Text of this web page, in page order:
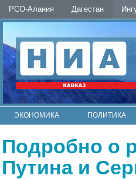
РСО-Алания Дагестан
ЭКОНОМИКА ПОЛИТИКА
Подробно о
Путина и